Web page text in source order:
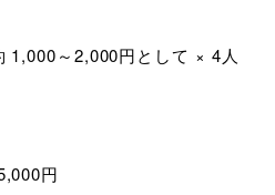
～2,000円として × 4人
円